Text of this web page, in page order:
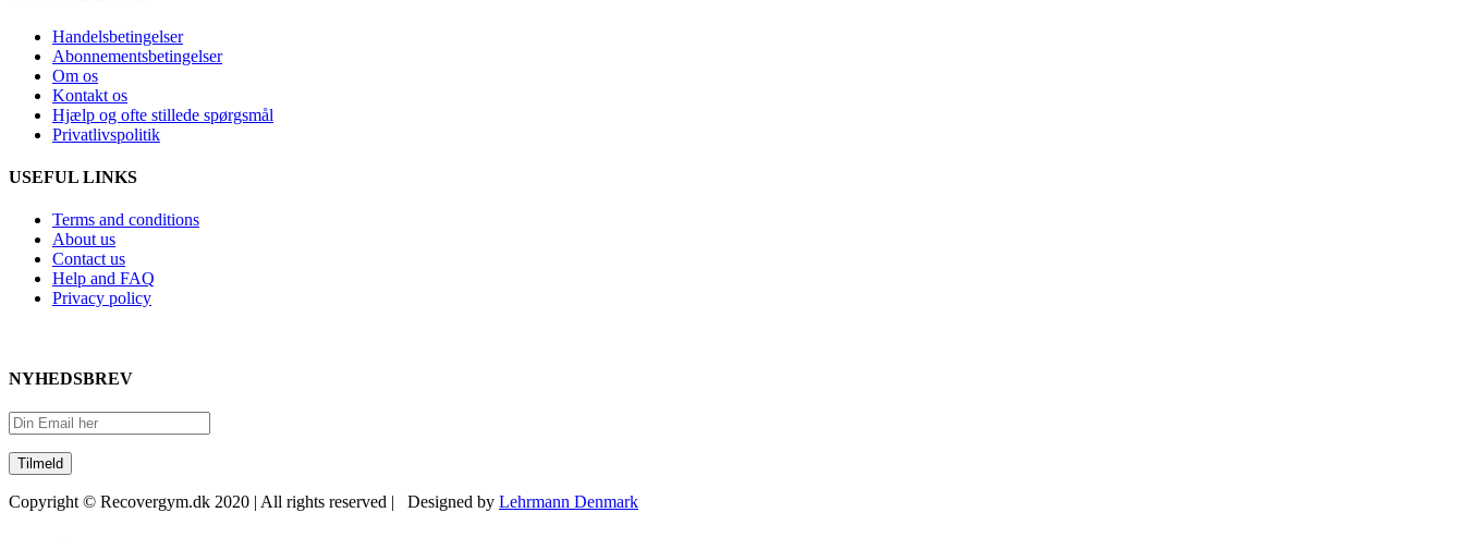
Handelsbetingelser
Abonnementsbetingelser
Om os
Kontakt os
Hjælp og ofte stillede spørgsmål
Privatlivspolitik
USEFUL LINKS
Terms and conditions
About us
Contact us
Help and FAQ
Privacy policy
NYHEDSBREV
Copyright © Recovergym.dk 2020 | All rights reserved | Designed by Lehrmann Denmark